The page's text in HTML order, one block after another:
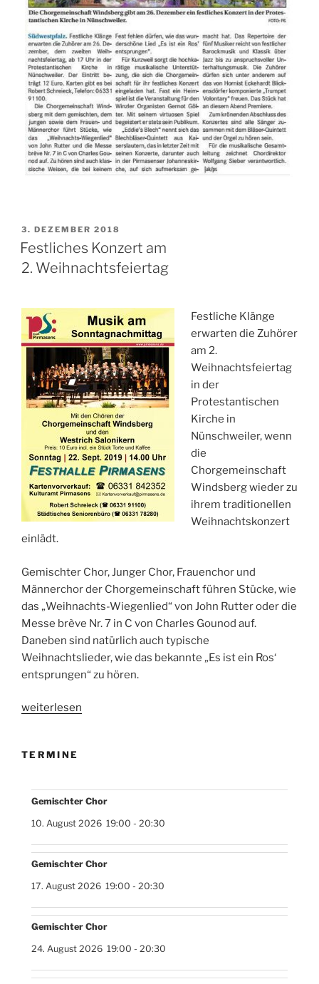
VERÖFFENTLICHT
AM
3. DEZEMBER 2018
Festliches Konzert am
2. Weihnachtsfeiertag
Festliche Klänge
erwarten die Zuhörer
am 2.
Weihnachtsfeiertag
in der
Protestantischen
Kirche in
Nünschweiler, wenn
die
Chorgemeinschaft
Windsberg wieder zu
ihrem traditionellen
Weihnachtskonzert
einlädt.
Gemischter Chor, Junger Chor, Frauenchor und
Männerchor der Chorgemeinschaft führen Stücke, wie
das „Weihnachts-Wiegenlied“ von John Rutter oder die
Messe brève Nr. 7 in C von Charles Gounod auf.
Daneben sind natürlich auch typische
Weihnachtslieder, wie das bekannte „Es ist ein Ros‘
entsprungen“ zu hören.
„Festliches
2.
weiterlesen
TERMINE
Gemischter Chor
10. August 2026 19:00 - 20:30
Gemischter Chor
17. August 2026 19:00 - 20:30
Gemischter Chor
24. August 2026 19:00 - 20:30